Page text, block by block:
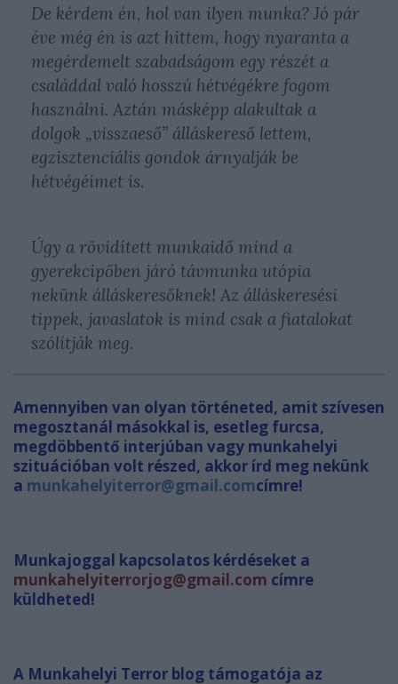
De kérdem én, hol van ilyen munka? Jó pár
éve még én is azt hittem, hogy nyaranta a
megérdemelt szabadságom egy részét a
családdal való hosszú hétvégékre fogom
használni. Aztán másképp alakultak a
dolgok „visszaeső” álláskereső lettem,
egzisztenciális gondok árnyalják be
hétvégéimet is.
Úgy a rövidített munkaidő mind a
gyerekcipőben járó távmunka utópia
nekünk álláskeresőknek! Az álláskeresési
tippek, javaslatok is mind csak a fiatalokat
szólítják meg.
Amennyiben van olyan történeted, amit szívesen
megosztanál másokkal is, esetleg furcsa,
megdöbbentő interjúban vagy munkahelyi
szituációban volt részed, akkor írd meg nekünk
a munkahelyiterror@gmail.comcímre!
Munkajoggal kapcsolatos kérdéseket a
munkahelyiterrorjog@gmail.com címre
küldheted!
A Munkahelyi Terror blog támogatója az